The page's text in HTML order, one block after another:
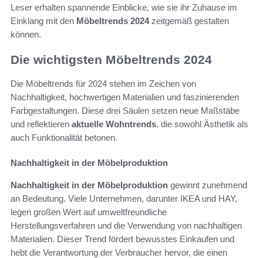
Leser erhalten spannende Einblicke, wie sie ihr Zuhause im
Einklang mit den Möbeltrends 2024zeitgemäß gestalten
können.
Die wichtigsten Möbeltrends 2024
Die Möbeltrends für 2024 stehen im Zeichen von
Nachhaltigkeit, hochwertigen Materialien und faszinierenden
Farbgestaltungen. Diese drei Säulen setzen neue Maßstäbe
und reflektieren aktuelle Wohntrends, die sowohl Ästhetik als
auch Funktionalität betonen.
Nachhaltigkeit in der Möbelproduktion
Nachhaltigkeit in der Möbelproduktion gewinnt zunehmend
an Bedeutung. Viele Unternehmen, darunter IKEA und HAY,
legen großen Wert auf umweltfreundliche
Herstellungsverfahren und die Verwendung von nachhaltigen
Materialien. Dieser Trend fördert bewusstes Einkaufen und
hebt die Verantwortung der Verbraucher hervor, die einen